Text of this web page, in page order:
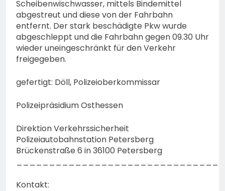
Scheibenwischwasser, mittels Bindemittel
abgestreut und diese von der Fahrbahn
entfernt. Der stark beschädigte Pkw wurde
abgeschleppt und die Fahrbahn gegen 09.30 Uhr
wieder uneingeschränkt für den Verkehr
freigegeben.
gefertigt: Döll, Polizeioberkommissar
Polizeipräsidium Osthessen
Direktion Verkehrssicherheit
Polizeiautobahnstation Petersberg
Brückenstraße 6 in 36100 Petersberg
Kontakt: